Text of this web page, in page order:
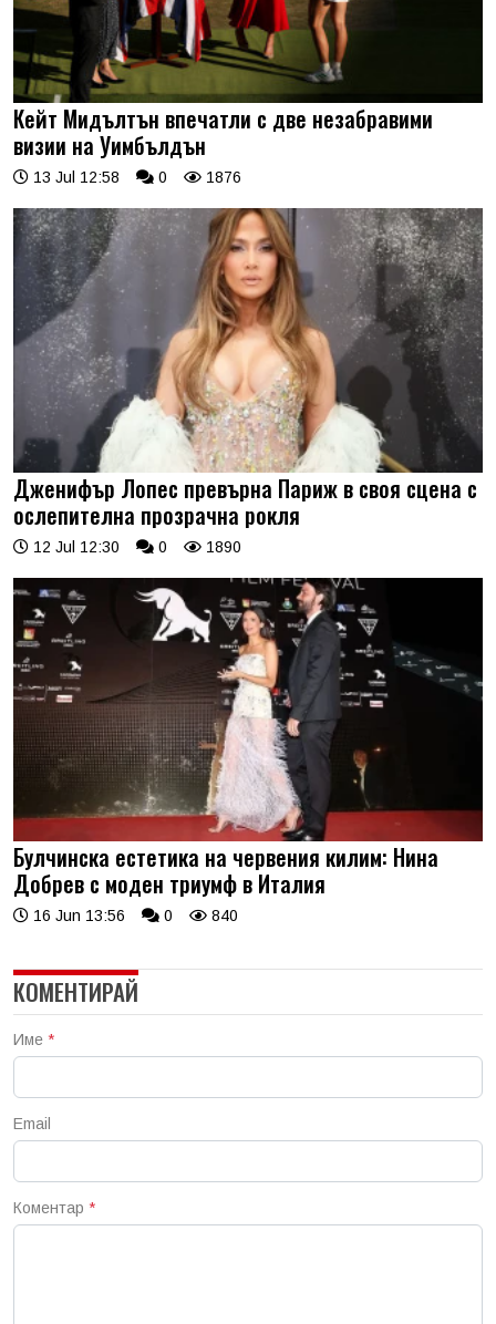
Кейт Мидълтън впечатли с две незабравими
визии на Уимбълдън
13 Jul 12:58 0 1876
Дженифър Лопес превърна Париж в своя сцена с
ослепителна прозрачна рокля
12 Jul 12:30 0 1890
Булчинска естетика на червения килим: Нина
Добрев с моден триумф в Италия
16 Jun 13:56 0 840
КОМЕНТИРАЙ
Име *
Email
Коментар *